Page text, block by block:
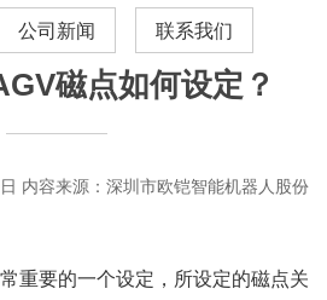
公司新闻 联系我们
磁点如何设定？
内容来源：深圳市欧铠智能机器人股份
重要的一个设定，所设定的磁点关